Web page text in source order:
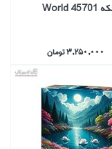
3,250,000 تومان